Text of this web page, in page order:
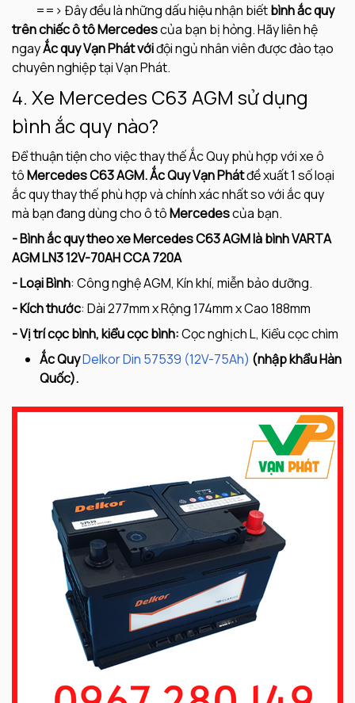
==> Đây đều là những dấu hiệu nhận biếtbìnhắc quy
trên chiếc ô tô Mercedescủa bạn bị hỏng. Hãy liên hệ
ngayẮc quy Vạn Phát vớiđội ngủ nhân viên được đào tạo
chuyên nghiệp tại Vạn Phát.
4. Xe Mercedes C63 AGM sử dụng
bình ắc quy nào?
Để thuận tiện cho việc thay thế Ắc Quy phù hợp với xe ô
tôMercedes C63 AGM. Ắc Quy Vạn Phátđề xuất 1 số loại
ắc quy thay thế phù hợp và chính xác nhất so với ắc quy
mà bạn đang dùng cho ô tôMercedescủa bạn.
- Bình ắc quy theo xe Mercedes C63 AGM là bình VARTA
AGM LN3 12V-70AH CCA 720A
- Loại Bình: Công nghệ AGM, Kín khí, miễn bảo dưỡng.
- Kích thước: Dài 277mm x Rộng 174mm x Cao 188mm
- Vị trí cọc bình, kiểu cọc bình:Cọc nghịch L, Kiểu cọc chìm
Ắc QuyDelkor Din 57539 (12V-75Ah) (nhập khẩu Hàn
Quốc).